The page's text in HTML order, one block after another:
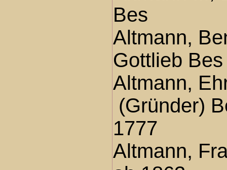
Bes
Altmann,
Gottlieb
Altmann,
(Gründer)
1777
Altmann,